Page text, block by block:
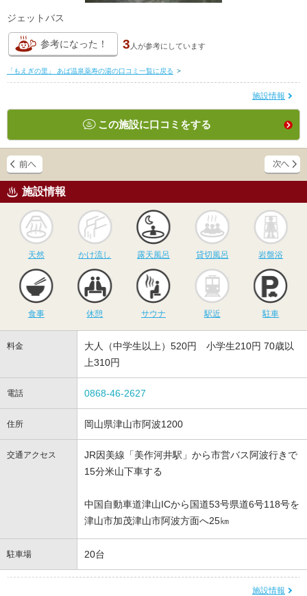
ジェットバス
参考になった！ 3 人が参考にしています
「もえぎの里」 あば温泉薬寿の湯の口コミ一覧に戻る >
施設情報
この施設に口コミをする
施設情報
天然
かけ流し
かけ流し
露天風呂
露天風呂
貸切風呂
貸切風呂 岩盤浴
食事 休憩
サウナ
サウナ 駅近 駐車
料金
大人（中学生以上）520円 小学生210円 70歳以
上310円
電話 0868-46-2627
住所 岡山県津山市阿波1200
交通アクセス
JR因美線「美作河井駅」から市営バス阿波行きで
15分米山下車する
中国自動車道津山ICから国道53号県道6号118号を
津山市加茂津山市阿波方面へ25㎞
駐車場 20台
施設情報